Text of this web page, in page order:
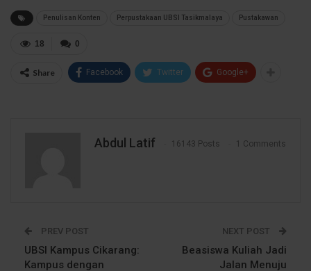
Penulisan Konten Perpustakaan UBSI Tasikmalaya Pustakawan
0
18
Share Facebook Twitter Google+
Abdul Latif 16143 Posts 1 Comments
PREV POST
UBSI Kampus Cikarang:
Kampus dengan
NEXT POST
Beasiswa Kuliah Jadi
Jalan Menuju